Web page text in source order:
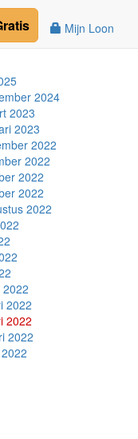
Mijn Loon
2024
2023
2023
2022
2022
2022
2022
2022
2022
2022
2022